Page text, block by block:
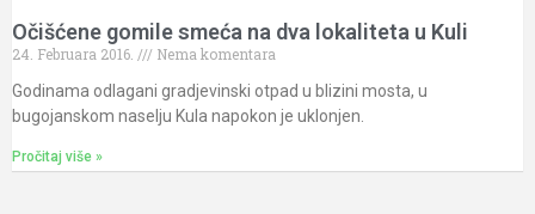
Očišćene gomile smeća na dva lokaliteta u Kuli
24. Februara 2016.
Nema komentara
Godinama odlagani gradjevinski otpad u blizini mosta, u
bugojanskom naselju Kula napokon je uklonjen.
Pročitaj više »